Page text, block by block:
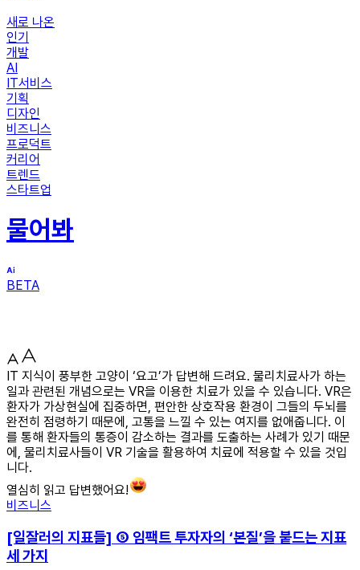
새로 나온
인기
개발
AI
IT서비스
기획
디자인
비즈니스
프로덕트
커리어
트렌드
스타트업
물어봐
BETA
IT 지식이 풍부한 고양이 ‘요고’가 답변해 드려요. 물리치료사가 하는
일과 관련된 개념으로는 VR을 이용한 치료가 있을 수 있습니다. VR은
환자가 가상현실에 집중하면, 편안한 상호작용 환경이 그들의 두뇌를
완전히 점령하기 때문에, 고통을 느낄 수 있는 여지를 없애줍니다. 이
를 통해 환자들의 통증이 감소하는 결과를 도출하는 사례가 있기 때문
에, 물리치료사들이 VR 기술을 활용하여 치료에 적용할 수 있을 것입
니다.
열심히 읽고 답변했어요!
비즈니스
[일잘러의 지표들] ⑤ 임팩트 투자자의 ‘본질’을 붙드는 지표
세 가지